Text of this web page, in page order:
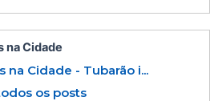
na Cidade
na Cidade - Tubarão i...
os posts